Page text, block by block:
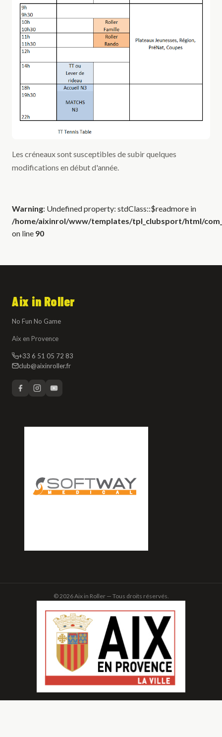
Les créneaux sont susceptibles de subir quelques
modifications en début d'année.
Warning: Undefined property: stdClass::$readmore in
/home/aixinrol/www/templates/tpl_clubsport/html/
on line 90
Aix in Roller
No Fun No Game
Aix en Provence
+33 6 51 05 72 83
club@aixinroller.fr
© 2026 Aix in Roller — Tous droits réservés.